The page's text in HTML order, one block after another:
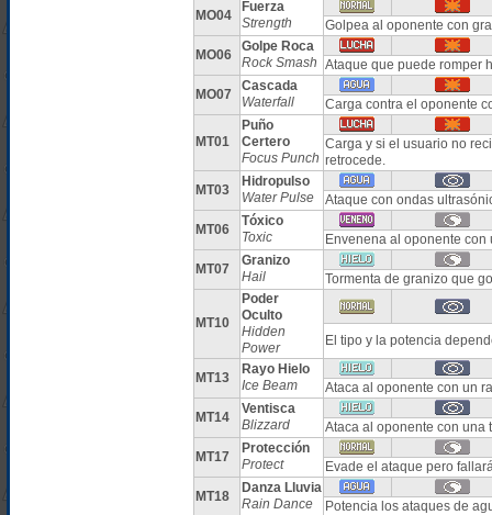
MO04
Fuerza
Strength
Golpea al oponente con
MO06
Golpe Roca
Rock Smash Ataque que puede romper
MO07
Cascada
Waterfall
Carga contra el oponente
MT01
Puño
Certero
Focus Punch
Carga y si el usuario no
retrocede.
MT03
Hidropulso
Water Pulse
Ataque con ondas
MT06
Tóxico
Toxic
Envenena al oponente con
MT07
Granizo
Hail
Tormenta de granizo que
MT10
Poder
Oculto
Hidden
Power
El tipo y la potencia
MT13
Rayo Hielo
Ice Beam
Ataca al oponente con un
MT14
Ventisca
Blizzard
Ataca al oponente con una
MT17
Protección
Protect
Evade el ataque pero
MT18
Danza Lluvia
Rain Dance
Potencia los ataques de